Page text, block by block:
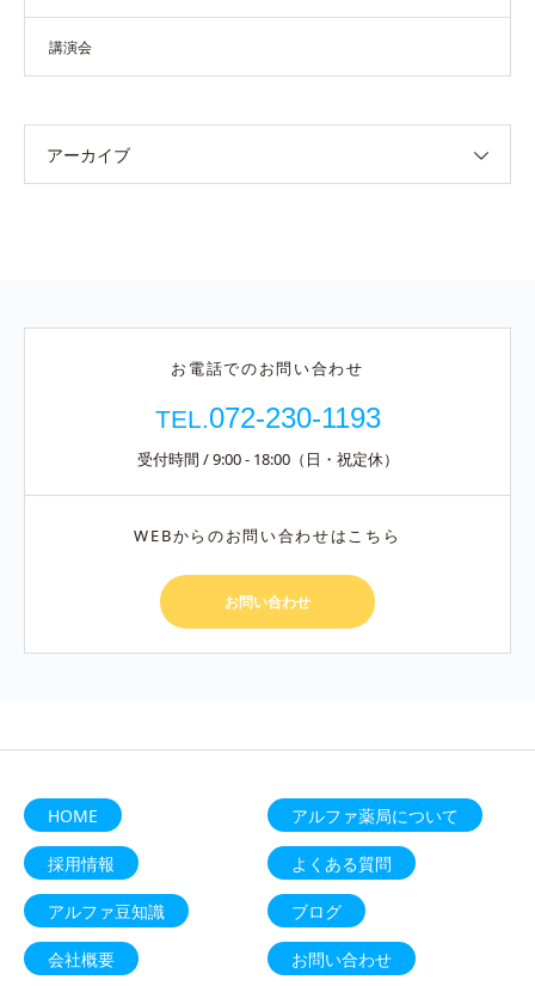
講演会
アーカイブ
お電話でのお問い合わせ
TEL. 072-230-1193
受付時間 / 9:00 - 18:00（日・祝定休）
WEBからのお問い合わせはこちら
お問い合わせ
HOME アルファ薬局について
採用情報 よくある質問
アルファ豆知識 ブログ
会社概要 お問い合わせ